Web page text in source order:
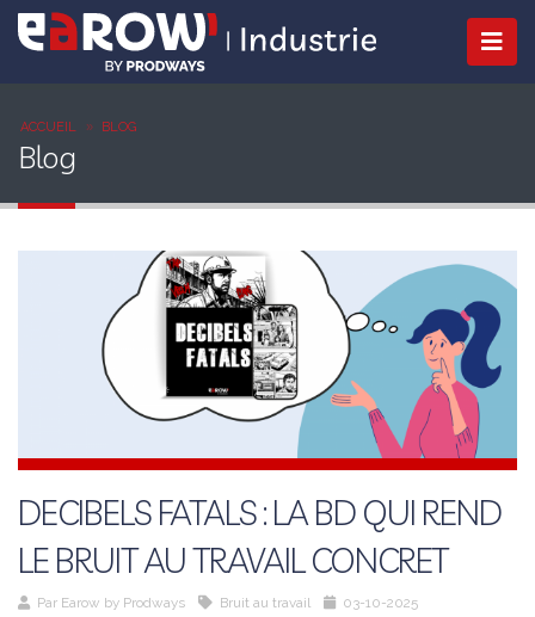
ACCUEIL BLOG
Blog
DECIBELS FATALS : LA BD QUI REND
LE BRUIT AU TRAVAIL CONCRET
Par Earow by Prodways Bruit au travail 03-10-2025